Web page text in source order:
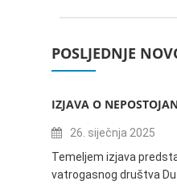
POSLJEDNJE
IZJAVA O
26. siječnja 2025
Temeljem izjava
vatrogasnog društva